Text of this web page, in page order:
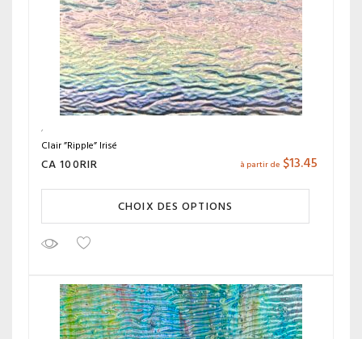
Clair ”Ripple” Irisé
CA 100RIR à partir de $13.45
CHOIX DES OPTIONS